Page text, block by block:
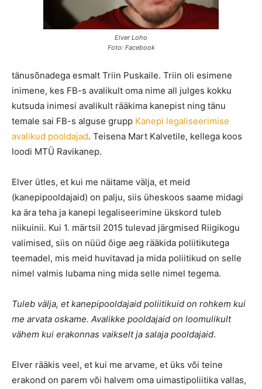
Elver Loho
Foto: Facebook
tänusõnadega esmalt Triin Puskaile. Triin oli esimene
inimene, kes FB-s avalikult oma nime all julges kokku
kutsuda inimesi avalikult rääkima kanepist ning tänu
temale sai FB-s alguse grupp Kanepi legaliseerimise
avalikud pooldajad. Teisena Mart Kalvetile, kellega koos
loodi MTÜ Ravikanep.
Elver ütles, et kui me näitame välja, et meid
(kanepipooldajaid) on palju, siis üheskoos saame midagi
ka ära teha ja kanepi legaliseerimine ükskord tuleb
niikuinii. Kui 1. märtsil 2015 tulevad järgmised Riigikogu
valimised, siis on nüüd õige aeg rääkida poliitikutega
teemadel, mis meid huvitavad ja mida poliitikud on selle
nimel valmis lubama ning mida selle nimel tegema.
Tuleb välja, et kanepipooldajaid poliitikuid on rohkem kui
me arvata oskame. Avalikke pooldajaid on loomulikult
vähem kui erakonnas vaikselt ja salaja pooldajaid.
Elver rääkis veel, et kui me arvame, et üks või teine
erakond on parem või halvem oma uimastipoliitika vallas,